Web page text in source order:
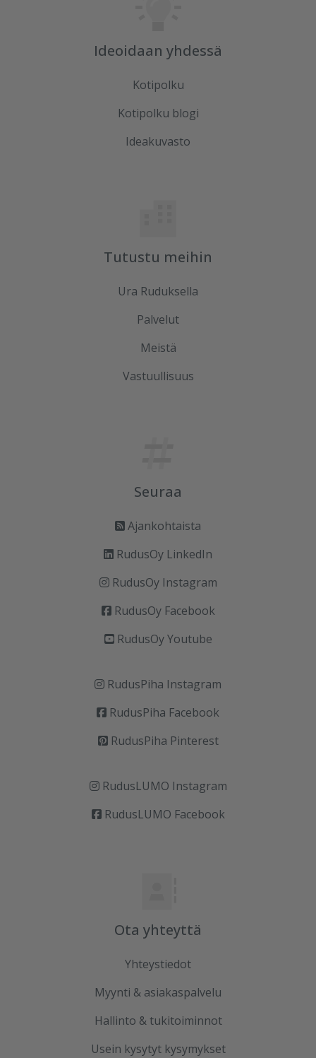
Ideoidaan yhdessä
Kotipolku
Kotipolku blogi
Ideakuvasto
Tutustu meihin
Ura Ruduksella
Palvelut
Meistä
Vastuullisuus
Seuraa
Ajankohtaista
RudusOy LinkedIn
RudusOy Instagram
RudusOy Facebook
RudusOy Youtube
RudusPiha Instagram
RudusPiha Facebook
RudusPiha Pinterest
RudusLUMO Instagram
RudusLUMO Facebook
Ota yhteyttä
Yhteystiedot
Myynti & asiakaspalvelu
Hallinto & tukitoiminnot
Usein kysytyt kysymykset